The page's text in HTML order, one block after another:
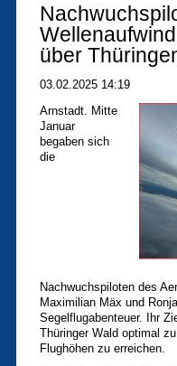
über
03.02.2025 14:19
Arnstadt. Mitte
Januar
begaben sich
die
Nachwuchspiloten des
Maximilian Mäx und
Segelflugabenteuer. Ihr
Thüringer Wald optimal
Flughöhen zu erreichen.